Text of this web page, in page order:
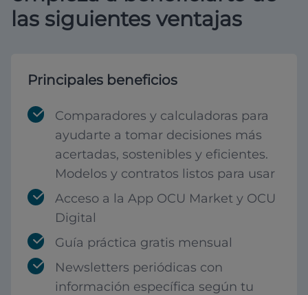
las siguientes ventajas
Principales beneficios
Comparadores y calculadoras para
ayudarte a tomar decisiones más
acertadas, sostenibles y eficientes.
Modelos y contratos listos para usar
Acceso a la App OCU Market y OCU
Digital
Guía práctica gratis mensual
Newsletters periódicas con
información específica según tu